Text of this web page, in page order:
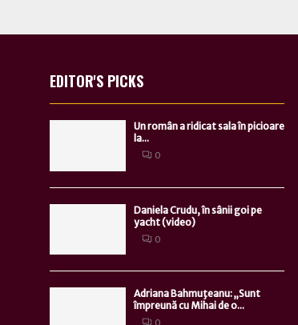
EDITOR'S PICKS
Un român a ridicat sala în picioare
la...
0
Daniela Crudu, în sânii goi pe
yacht (video)
0
Adriana Bahmuţeanu: „Sunt
împreună cu Mihai de o...
0